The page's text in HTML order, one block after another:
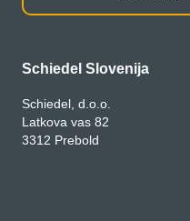
Schiedel Slovenija
Schiedel, d.o.o.
Latkova vas 82
3312 Prebold